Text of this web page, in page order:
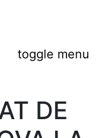
toggle menu
DE